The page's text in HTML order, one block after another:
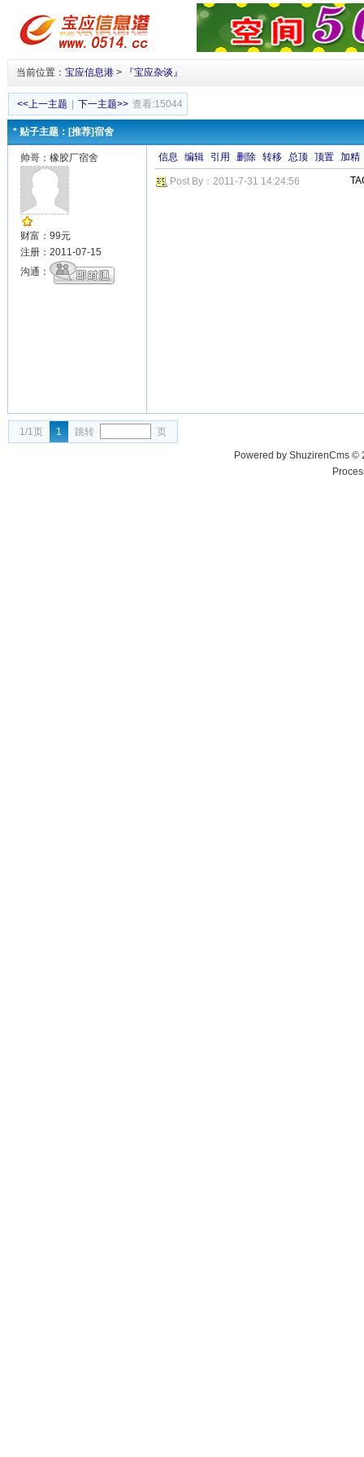
当前位置： 宝应信息港> 『宝应杂谈』
<<上一主题 下一主题>> 查看:15044
* 贴子主题：[推荐]宿舍
帅哥：橡胶厂宿舍
财富：99元
注册：2011-07-15
沟通：
信息 编辑 引用 删除 转移 总顶 顶置 加精
Post By：2011-7-31 14:24:56
1/1页 1 跳转 页
Powered by ShuzirenCms ©